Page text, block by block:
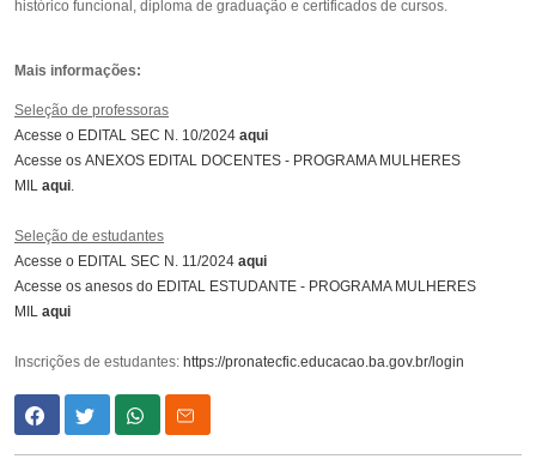
histórico funcional, diploma de graduação e certificados de cursos.
Mais informações:
Seleção de professoras
Acesse o EDITAL SEC N. 10/2024 aqui
Acesse os ANEXOS EDITAL DOCENTES - PROGRAMA MULHERES
MIL aqui.
Seleção de estudantes
Acesse o EDITAL SEC N. 11/2024 aqui
Acesse os anesos do EDITAL ESTUDANTE - PROGRAMA MULHERES
MIL aqui
Inscrições de estudantes: https://pronatecfic.educacao.ba.gov.br/login